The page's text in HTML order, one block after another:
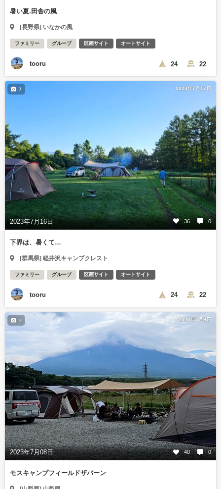
暑い夏.田舎の風
[長野県] いなかの風
ファミリー グループ 区画サイト オートサイト
tooru 24 22
2023年7月17日
2023年7月16日 36 0
7
下界は、暑くて…
[群馬県] 軽井沢キャンプクレスト
ファミリー グループ 区画サイト オートサイト
tooru 24 22
2023年7月9日
2023年7月08日 40 0
7
モスキャンプフィールドザバーン